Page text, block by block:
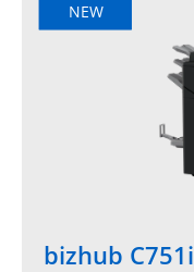
NEW
bizhub C751i